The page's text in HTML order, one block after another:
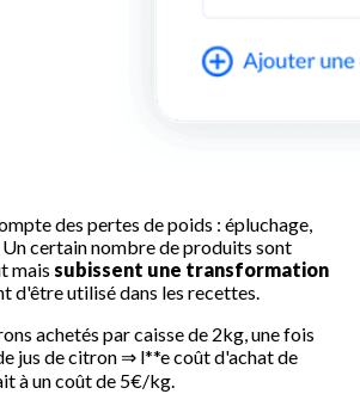
des pertes de poids : épluchage,
Un certain nombre de produits sont
mais subissent une transformation
d'être utilisé dans les recettes.
achetés par caisse de 2kg, une fois
jus de citron ⇒ l**e coût d'achat de
à un coût de 5€/kg.